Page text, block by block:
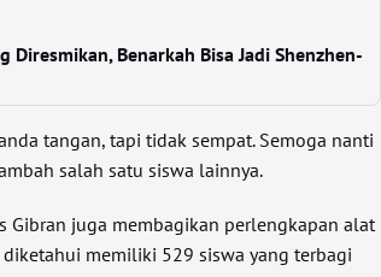
Benarkah Bisa Jadi Shenzhen-
tangan, tapi tidak sempat. Semoga nanti
salah satu siswa lainnya.
Gibran juga membagikan perlengkapan alat
memiliki 529 siswa yang terbagi